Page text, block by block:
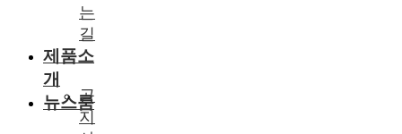
는
길
제품소
개
뉴스룸
공
지